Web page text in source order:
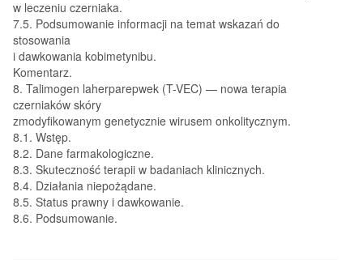
w leczeniu czerniaka.
7.5. Podsumowanie informacji na temat wskazań do
stosowania
i dawkowania kobimetynibu.
Komentarz.
8. Talimogen laherparepwek (T-VEC) — nowa terapia
czerniaków skóry
zmodyfikowanym genetycznie wirusem onkolitycznym.
8.1. Wstęp.
8.2. Dane farmakologiczne.
8.3. Skuteczność terapii w badaniach klinicznych.
8.4. Działania niepożądane.
8.5. Status prawny i dawkowanie.
8.6. Podsumowanie.